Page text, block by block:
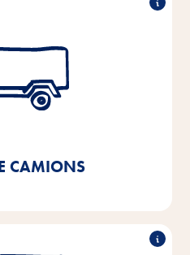
CAMIONS
à hauts rayonnages
en 2021 nous permettra